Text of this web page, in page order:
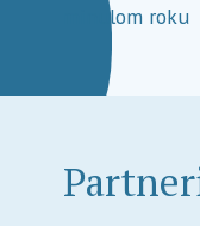
minulom roku